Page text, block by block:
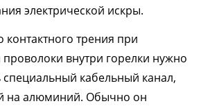
электрической искры.
трения при
внутри горелки нужно
специальный кабельный канал,
на алюминий. Обычно он